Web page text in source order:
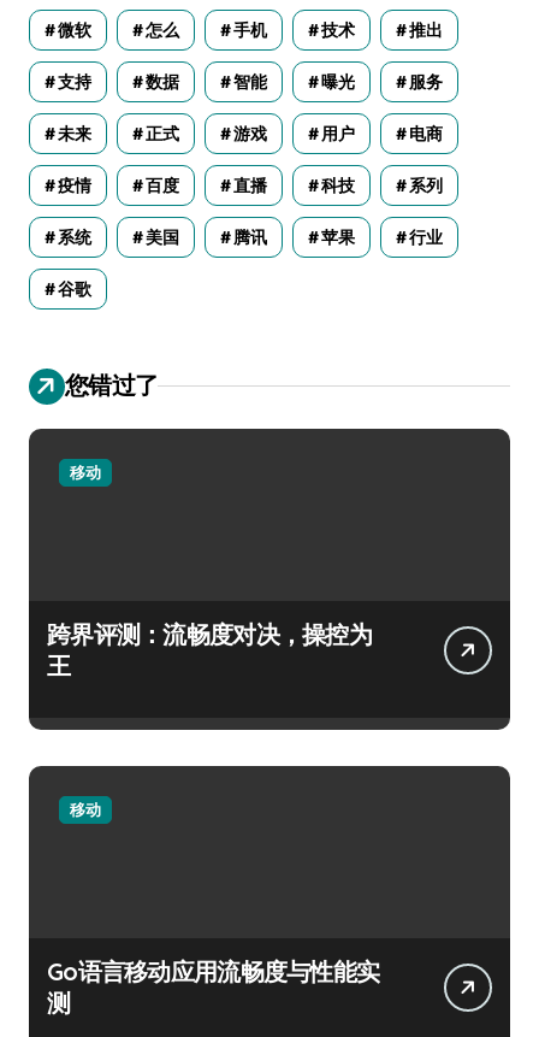
微软 怎么 手机 技术 推出
支持 数据 智能 曝光 服务
未来 正式 游戏 用户 电商
疫情 百度 直播 科技 系列
系统 美国 腾讯 苹果 行业
谷歌
您错过了
移动
跨界评测：流畅度对决，操控为
王
移动
Go语言移动应用流畅度与性能实
测